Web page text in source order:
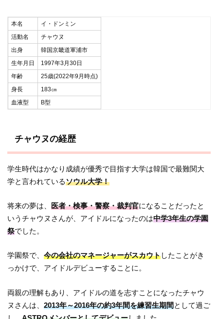
本名
イ・ドンミン
活動名
チャウヌ
出身
韓国京畿道軍浦市
生年月日
1997年3月30日
年齢
25歳(2022年9月時点)
身長
183㎝
血液型
B型
チャウヌの経歴
学生時代はかなり成績が優秀で目指す大学は韓国で最難関大
学と言われているソウル大学！
将来の夢は、医者・検事・警察・裁判官になることだったと
いうチャウヌさんが、アイドルになったのは中学3年生の学園
祭でした。
学園祭で、今の会社のマネージャーがスカウトしたことがき
っかけで、アイドルデビューすることに。
両親の理解もあり、アイドルの道を志すことになったチャウ
ヌさんは、2013年～2016年の約3年間を練習生期間として過ご